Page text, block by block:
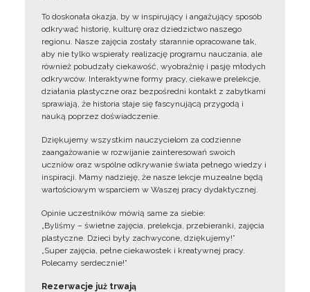
To doskonała okazja, by w inspirujący i angażujący sposób
odkrywać historię, kulturę oraz dziedzictwo naszego
regionu. Nasze zajęcia zostały starannie opracowane tak,
aby nie tylko wspierały realizację programu nauczania, ale
również pobudzały ciekawość, wyobraźnię i pasję młodych
odkrywców. Interaktywne formy pracy, ciekawe prelekcje,
działania plastyczne oraz bezpośredni kontakt z zabytkami
sprawiają, że historia staje się fascynującą przygodą i
nauką poprzez doświadczenie.
Dziękujemy wszystkim nauczycielom za codzienne
zaangażowanie w rozwijanie zainteresowań swoich
uczniów oraz wspólne odkrywanie świata pełnego wiedzy i
inspiracji. Mamy nadzieję, że nasze lekcje muzealne będą
wartościowym wsparciem w Waszej pracy dydaktycznej.
Opinie uczestników mówią same za siebie:
„Byliśmy – świetne zajęcia, prelekcja, przebieranki, zajęcia
plastyczne. Dzieci były zachwycone, dziękujemy!”
„Super zajęcia, pełne ciekawostek i kreatywnej pracy.
Polecamy serdecznie!”
Rezerwacje już trwają